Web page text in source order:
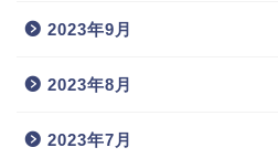
2023年9月
2023年8月
2023年7月